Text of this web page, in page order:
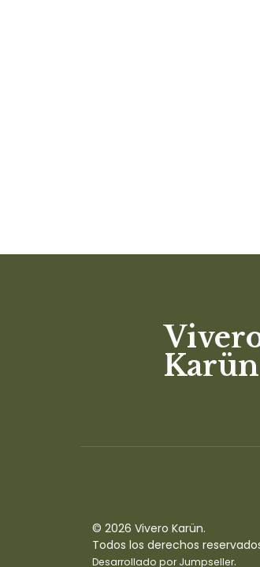
Karün
© 2026 Vivero Karün.
Todos los derechos
Desarrollado por Jumpseller.